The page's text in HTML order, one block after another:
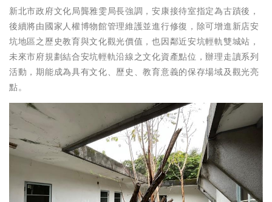
新北市政府文化局龔雅雯局長強調，安康接待室指定為古蹟後，
後續將由國家人權博物館管理維護並進行修復，除可增進新店安
坑地區之歷史教育與文化觀光價值，也因鄰近安坑輕軌雙城站，
未來市府規劃結合安坑輕軌沿線之文化資產點位，辦理走讀系列
活動，期能成為具有文化、歷史、教育意義的保存場域及觀光亮
點。